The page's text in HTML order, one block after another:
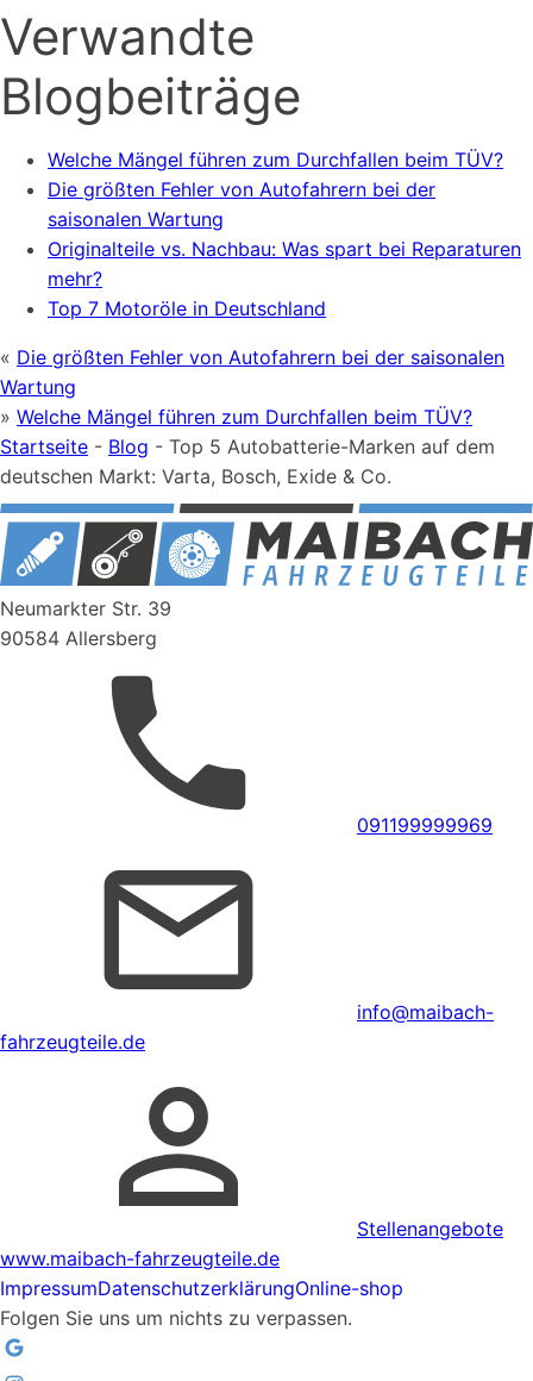
Verwandte
Blogbeiträge
Welche Mängel führen zum Durchfallen beim TÜV?
Die größten Fehler von Autofahrern bei der
saisonalen Wartung
Originalteile vs. Nachbau: Was spart bei Reparaturen
mehr?
Top 7 Motoröle in Deutschland
« Die größten Fehler von Autofahrern bei der saisonalen
Wartung
» Welche Mängel führen zum Durchfallen beim TÜV?
Startseite - Blog - Top 5 Autobatterie-Marken auf dem
deutschen Markt: Varta, Bosch, Exide & Co.
Neumarkter Str. 39
90584 Allersberg
091199999969
info@maibach-
fahrzeugteile.de
Stellenangebote
www.maibach-fahrzeugteile.de
ImpressumDatenschutzerklärungOnline-shop
Folgen Sie uns um nichts zu verpassen.